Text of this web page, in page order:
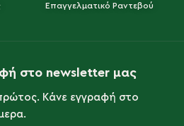
Επαγγελματικό Ραντεβού
στο newsletter μας
Κάνε εγγραφή στο